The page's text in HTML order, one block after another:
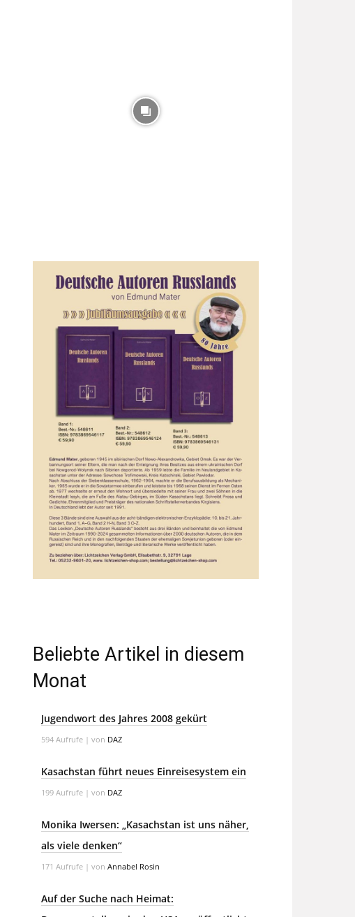
Beliebte Artikel in diesem
Monat
Jugendwort des Jahres 2008 gekürt
594 Aufrufe | von DAZ
Kasachstan führt neues Einreisesystem ein
199 Aufrufe | von DAZ
Monika Iwersen: „Kasachstan ist uns näher,
als viele denken“
171 Aufrufe | von Annabel Rosin
Auf der Suche nach Heimat: